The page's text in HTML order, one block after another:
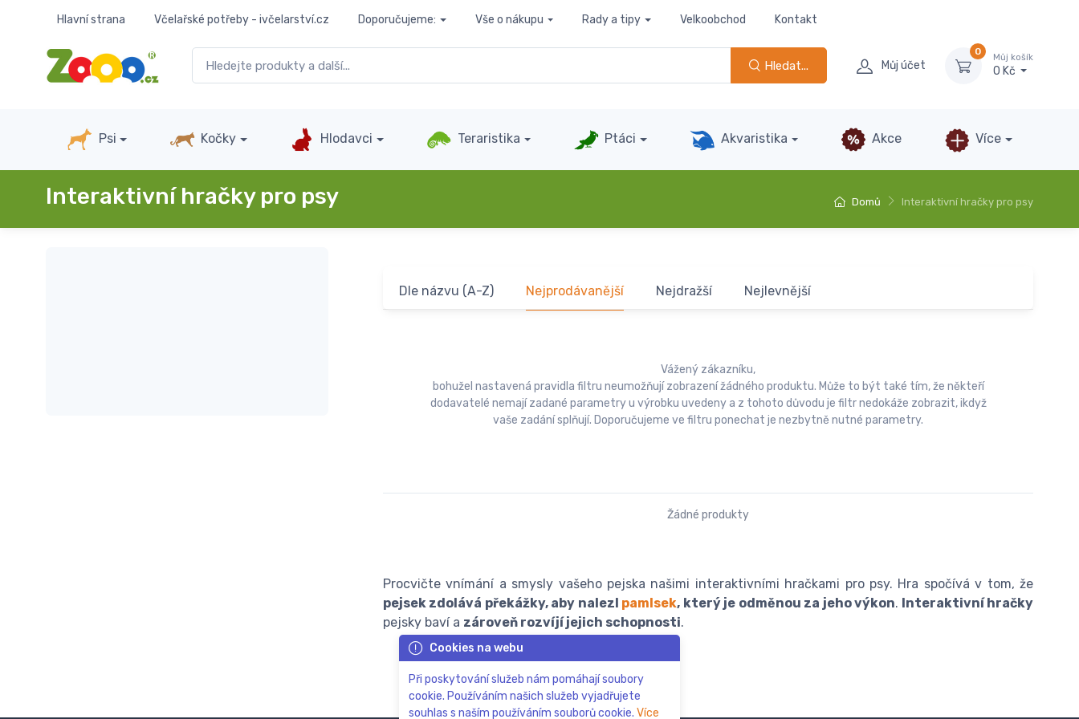
Hlavní strana Včelařské potřeby - ivčelarství.cz Doporučujeme: Vše o nákupu Rady a tipy Velkoobchod Kontakt
Hledat... Můj účet
0
Můj košík
0 Kč
Psi Kočky Hlodavci Teraristika Ptáci Akvaristika Akce Více
Domů Interaktivní hračky pro psy
Interaktivní hračky pro psy
Dle názvu (A-Z) Nejprodávanější Nejdražší Nejlevnější
Vážený zákazníku,
bohužel nastavená pravidla filtru neumožňují zobrazení žádného produktu. Může to být také tím, že někteří
dodavatelé nemají zadané parametry u výrobku uvedeny a z tohoto důvodu je filtr nedokáže zobrazit, ikdyž
vaše zadání splňují. Doporučujeme ve filtru ponechat je nezbytně nutné parametry.
Žádné produkty
Procvičte vnímání a smysly vašeho pejska našimi interaktivními hračkami pro psy. Hra spočívá v tom, že
pejsek zdolává překážky, aby nalezl pamlsek, který je odměnou za jeho výkon. Interaktivní hračky
pejsky baví a zároveň rozvíjí jejich schopnosti.
Cookies na webu
Při poskytování služeb nám pomáhají soubory
cookie. Používáním našich služeb vyjadřujete
souhlas s naším používáním souborů cookie. Více